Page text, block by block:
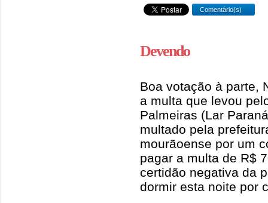
Comentário(s)
Devendo
Boa votação à parte,
a multa que levou
Palmeiras (Lar
multado pela
mourãoense por um
pagar a multa de R$
certidão negativa da
dormir esta noite por